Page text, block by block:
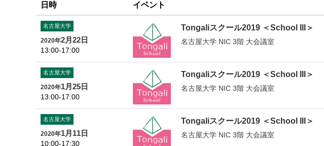
日時 イベント
名古屋大学
2020年2月22日
13:00-17:00
Tongaliスクール2019 ＜School III＞
名古屋大学 NIC 3階 大会議室
名古屋大学
2020年1月25日
13:00-17:00
Tongaliスクール2019 ＜School III＞
名古屋大学 NIC 3階 大会議室
名古屋大学
2020年1月11日
10:00-17:30
Tongaliスクール2019 ＜School III＞
名古屋大学 NIC 3階 大会議室